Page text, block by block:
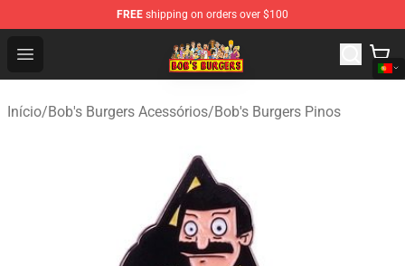
FREE shipping on orders over $100
Open menu
Bob's Burgers Store - Official Bob's Burgers Merchandise
Início/Bob's Burgers Acessórios/Bob's Burgers Pinos